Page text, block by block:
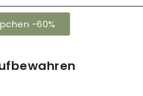
-60%